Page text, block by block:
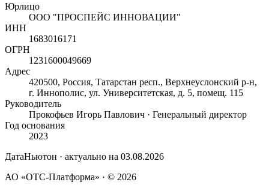
Юрлицо
ООО "ПРОСПЕЙС ИННОВАЦИИ"
ИНН
1683016171
ОГРН
1231600049669
Адрес
420500, Россия, Татарстан респ., Верхнеуслонский р-н,
г. Иннополис, ул. Университетская, д. 5, помещ. 115
Руководитель
Прокофьев Игорь Павлович · Генеральный директор
Год основания
2023
ДатаНьютон · актуально на 03.08.2026
АО «ОТС-Платформа» · © 2026